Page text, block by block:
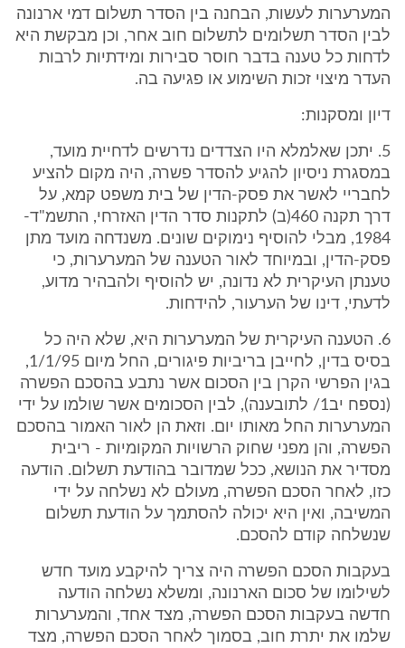
המערערות לעשות, הבחנה בין הסדר תשלום דמי ארנונה
לבין הסדר תשלומים לתשלום חוב אחר, וכן מבקשת היא
לדחות כל טענה בדבר חוסר סבירות ומידתיות לרבות
העדר מיצוי זכות השימוע או פגיעה בה.
דיון ומסקנות:
5. יתכן שאלמלא היו הצדדים נדרשים לדחיית מועד,
במסגרת ניסיון להגיע להסדר פשרה, היה מקום להציע
לחבריי לאשר את פסק-הדין של בית משפט קמא, על
דרך תקנה 460(ב) לתקנות סדר הדין האזרחי, התשמ"ד-
1984, מבלי להוסיף נימוקים שונים. משנדחה מועד מתן
פסק-הדין, ובמיוחד לאור הטענה של המערערות, כי
טענתן העיקרית לא נדונה, יש להוסיף ולהבהיר מדוע,
לדעתי, דינו של הערעור, להידחות.
6. הטענה העיקרית של המערערות היא, שלא היה כל
בסיס בדין, לחייבן בריביות פיגורים, החל מיום 1/1/95,
בגין הפרשי הקרן בין הסכום אשר נתבע בהסכם הפשרה
(נספח יב1/ לתובענה), לבין הסכומים אשר שולמו על ידי
המערערות החל מאותו יום. וזאת הן לאור האמור בהסכם
הפשרה, והן מפני שחוק הרשויות המקומיות - ריבית
מסדיר את הנושא, ככל שמדובר בהודעת תשלום. הודעה
כזו, לאחר הסכם הפשרה, מעולם לא נשלחה על ידי
המשיבה, ואין היא יכולה להסתמך על הודעת תשלום
שנשלחה קודם להסכם.
בעקבות הסכם הפשרה היה צריך להיקבע מועד חדש
לשילומו של סכום הארנונה, ומשלא נשלחה הודעה
חדשה בעקבות הסכם הפשרה, מצד אחד, והמערערות
שלמו את יתרת חוב, בסמוך לאחר הסכם הפשרה, מצד